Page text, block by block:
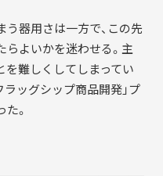
器用さは一方で、この先
よいかを迷わせる。主
難しくしてしまってい
ラッグシップ商品開発」プ
。